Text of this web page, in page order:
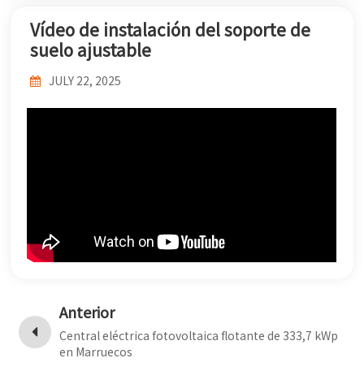
Русский
Vídeo de instalación del soporte de
suelo ajustable
JULY 22, 2025
Anterior
Central eléctrica fotovoltaica flotante de 333,7 kWp
en Marruecos